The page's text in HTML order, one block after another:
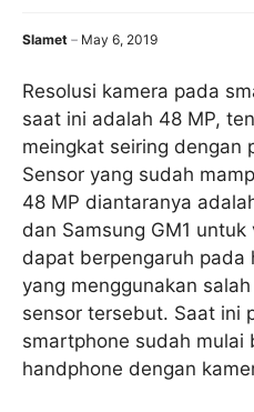
Slamet May 6, 2019
Resolusi kamera pada
saat ini adalah 48 MP,
meingkat seiring dengan
Sensor yang sudah
48 MP diantaranya
dan Samsung GM1
dapat berpengaruh pada
yang menggunakan
sensor tersebut. Saat ini
smartphone sudah mulai
handphone dengan